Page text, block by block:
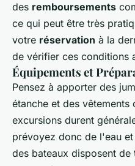
des remboursements
ce qui peut être très
votre réservation à la
de vérifier ces conditions
Équipements et
Pensez à apporter des
étanche et des vêtements
excursions durent
prévoyez donc de l'eau
des bateaux disposent